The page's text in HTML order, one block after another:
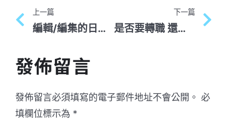
上一篇
編輯/編集的日文怎麼講
下一篇
是否要轉職 還是留在原工作? 人力銀行討論問題Top1
發佈留言
發佈留言必須填寫的電子郵件地址不會公開。 必
填欄位標示為 *